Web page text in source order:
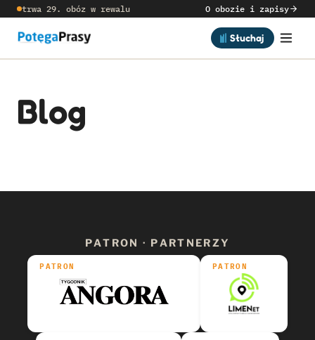
trwa 29. obóz w rewalu O obozie i zapisy
Słuchaj
Blog
PATRON · PARTNERZY
PATRON PATRON